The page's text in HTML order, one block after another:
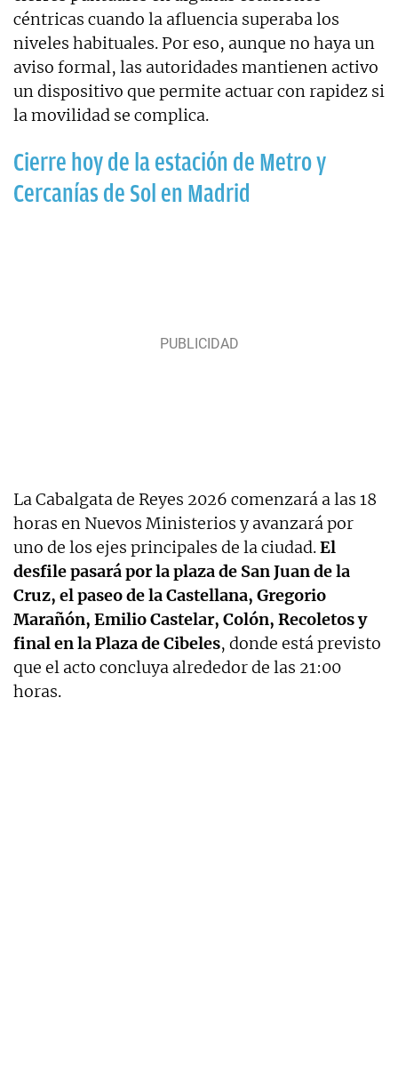
céntricas cuando la afluencia superaba los
niveles habituales. Por eso, aunque no haya un
aviso formal, las autoridades mantienen activo
un dispositivo que permite actuar con rapidez si
la movilidad se complica.
Cierre hoy de la estación de Metro y
Cercanías de Sol en Madrid
La Cabalgata de Reyes 2026 comenzará a las 18
horas en Nuevos Ministerios y avanzará por
uno de los ejes principales de la ciudad.El
desfile pasará por la plaza de San Juan de la
Cruz, el paseo de la Castellana, Gregorio
Marañón, Emilio Castelar, Colón, Recoletos y
final en la Plaza de Cibeles, donde está previsto
que el acto concluya alrededor de las 21:00
horas.